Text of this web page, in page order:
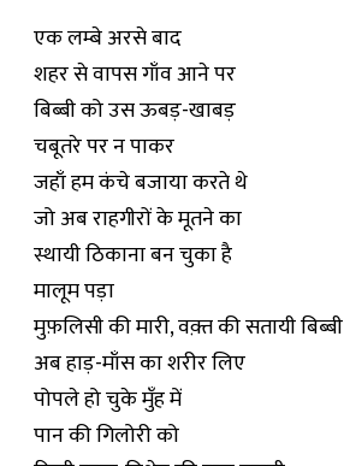
एक लम्बे अरसे बाद
शहर से वापस गाँव आने पर
बिब्बी को उस ऊबड़-खाबड़
चबूतरे पर न पाकर
जहाँ हम कंचे बजाया करते थे
जो अब राहगीरों के मूतने का
स्थायी ठिकाना बन चुका है
मालूम पड़ा
मुफ़लिसी की मारी, वक़्त की सतायी बिब्बी
अब हाड़-माँस का शरीर लिए
पोपले हो चुके मुँह में
पान की गिलोरी को